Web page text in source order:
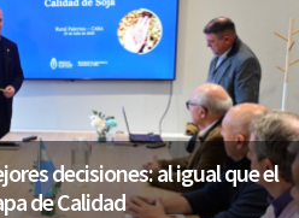
decisiones: al igual que el
de Calidad